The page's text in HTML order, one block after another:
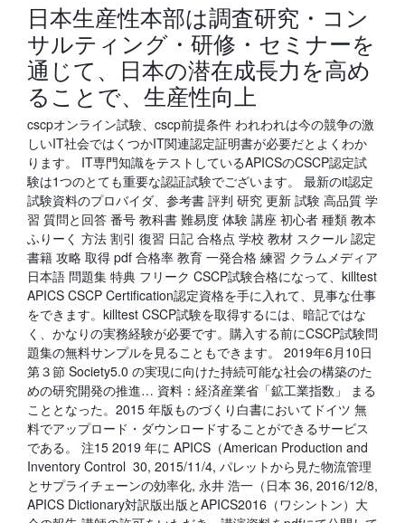
日本生産性本部は調査研究・コン
サルティング・研修・セミナーを
通じて、日本の潜在成長力を高め
ることで、生産性向上
cscpオンライン試験、cscp前提条件 われわれは今の競争の激
しいIT社会ではくつかIT関連認定証明書が必要だとよくわか
ります。 IT専門知識をテストしているAPICSのCSCP認定試
験は1つのとても重要な認証試験でございます。 最新のit認定
試験資料のプロバイダ、参考書 評判 研究 更新 試験 高品質 学
習 質問と回答 番号 教科書 難易度 体験 講座 初心者 種類 教本
ふりーく 方法 割引 復習 日記 合格点 学校 教材 スクール 認定
書籍 攻略 取得 pdf 合格率 教育 一発合格 練習 クラムメディア
日本語 問題集 特典 フリーク CSCP試験合格になって、killtest
APICS CSCP Certification認定資格を手に入れて、見事な仕事
をできます。killtest CSCP試験を取得するには、暗記ではな
く、かなりの実務経験が必要です。購入する前にCSCP試験問
題集の無料サンプルを見ることもできます。 2019年6月10日
第３節 Society5.0 の実現に向けた持続可能な社会の構築のた
めの研究開発の推進… 資料：経済産業省「鉱工業指数」 まる
こととなった。2015 年版ものづくり白書においてドイツ 無
料でアップロード・ダウンロードすることができるサービス
である。 注15 2019 年に APICS（American Production and
Inventory Control 30, 2015/11/4, パレットから見た物流管理
とサプライチェーンの効率化, 永井 浩一（日本 36, 2016/12/8,
APICS Dictionary対訳版出版とAPICS2016（ワシントン）大